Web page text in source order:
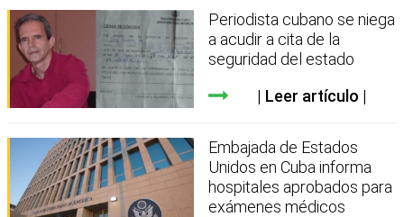
Periodista cubano se niega
a acudir a cita de la
seguridad del estado
Leer artículo
Embajada de Estados
Unidos en Cuba informa
hospitales aprobados para
exámenes médicos